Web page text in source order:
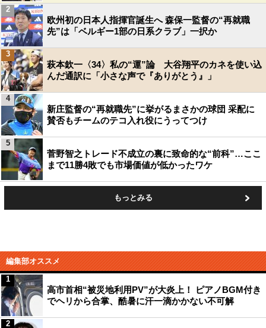
欧州初の日本人指揮官誕生へ 森保一監督の“再就職
先”は「ベルギー1部の日系クラブ」一択か
2
萩本欽一〈34〉私の“運”論 大谷翔平のカネを使い込
んだ通訳に「小さな声で『ありがとう』」
3
新庄監督の“再就職先”に挙がるまさかの球団 采配に
賛否もチームのテコ入れ役にうってつけ
4
菅野智之トレード不成立の裏に致命的な“前科”…ここ
まで11勝4敗でも市場価値が低かったワケ
5
もっとみる
編集部オススメ
高市首相“被災地利用PV”が大炎上！ ピアノBGM付き
でヘリから合掌、酷暑に汗一滴かかない不可解
1
2